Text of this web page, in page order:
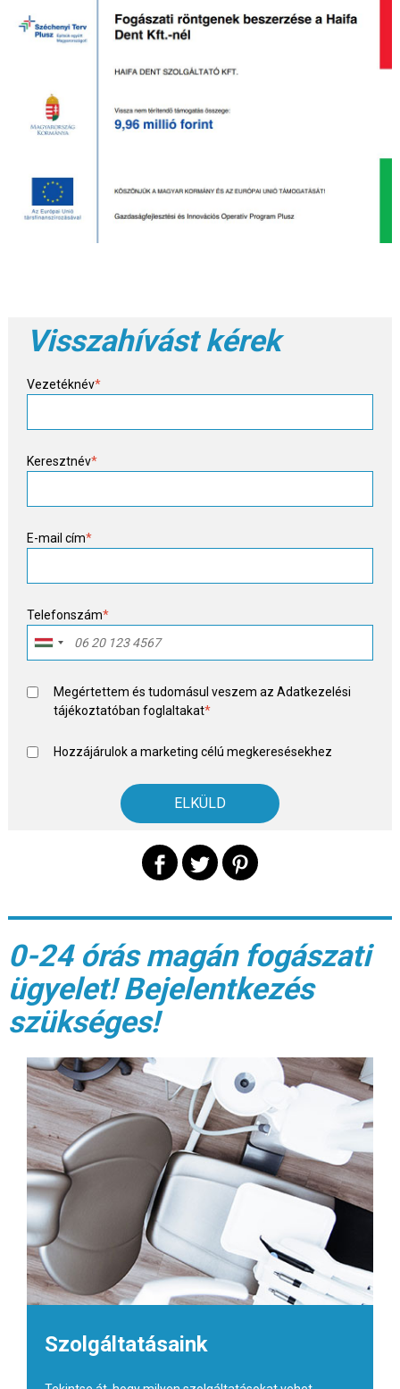
Visszahívást kérek
Vezetéknév*
Keresztnév*
E-mail cím*
Telefonszám*
Megértettem és tudomásul veszem azAdatkezelési
tájékoztatóban foglaltakat*
Hozzájárulok a marketing célú megkeresésekhez
0-24 órás magán fogászati
ügyelet! Bejelentkezés
szükséges!
Szolgáltatásaink